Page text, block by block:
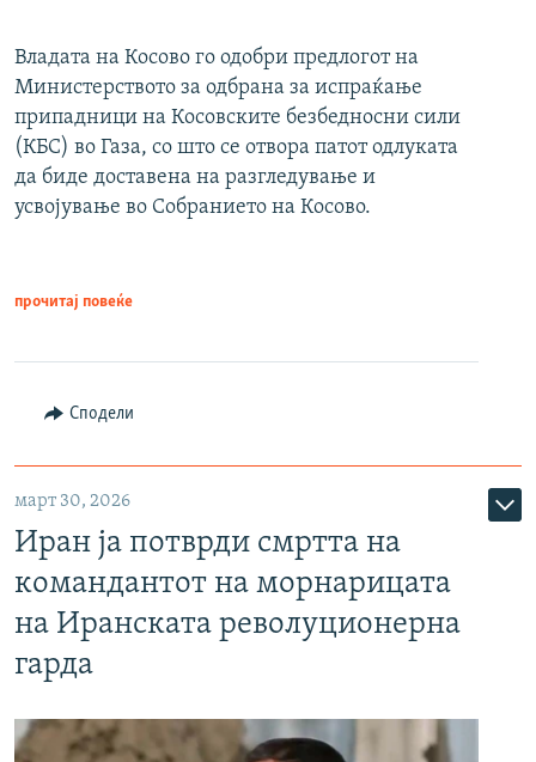
Владата на Косово го одобри предлогот на
Министерството за одбрана за испраќање
припадници на Косовските безбедносни сили
(КБС) во Газа, со што се отвора патот одлуката
да биде доставена на разгледување и
усвојување во Собранието на Косово.
прочитај повеќе
Сподели
март 30, 2026
Иран ја потврди смртта на
командантот на морнарицата
на Иранската револуционерна
гарда